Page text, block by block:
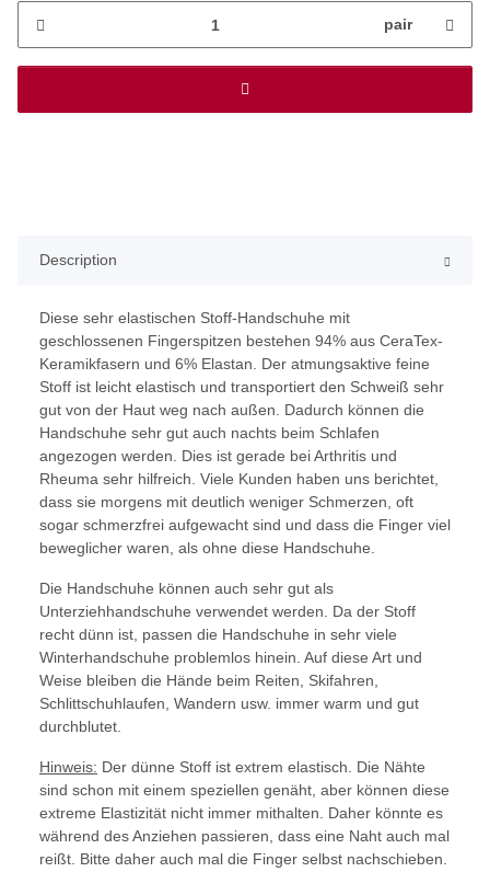
pair
Description
Diese sehr elastischen Stoff-Handschuhe mit
geschlossenen Fingerspitzen bestehen 94% aus CeraTex-
Keramikfasern und 6% Elastan. Der atmungsaktive feine
Stoff ist leicht elastisch und transportiert den Schweiß sehr
gut von der Haut weg nach außen. Dadurch können die
Handschuhe sehr gut auch nachts beim Schlafen
angezogen werden. Dies ist gerade bei Arthritis und
Rheuma sehr hilfreich. Viele Kunden haben uns berichtet,
dass sie morgens mit deutlich weniger Schmerzen, oft
sogar schmerzfrei aufgewacht sind und dass die Finger viel
beweglicher waren, als ohne diese Handschuhe.
Die Handschuhe können auch sehr gut als
Unterziehhandschuhe verwendet werden. Da der Stoff
recht dünn ist, passen die Handschuhe in sehr viele
Winterhandschuhe problemlos hinein. Auf diese Art und
Weise bleiben die Hände beim Reiten, Skifahren,
Schlittschuhlaufen, Wandern usw. immer warm und gut
durchblutet.
Hinweis: Der dünne Stoff ist extrem elastisch. Die Nähte
sind schon mit einem speziellen genäht, aber können diese
extreme Elastizität nicht immer mithalten. Daher könnte es
während des Anziehen passieren, dass eine Naht auch mal
reißt. Bitte daher auch mal die Finger selbst nachschieben.